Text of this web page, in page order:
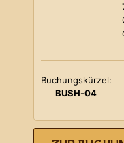
Buchungskürzel:
BUSH-04